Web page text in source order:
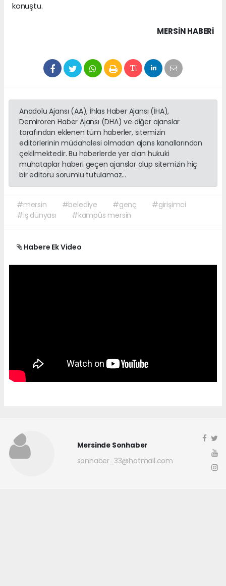
konuştu.
MERSIN HABERİ
Anadolu Ajansı (AA), İhlas Haber Ajansı (İHA),
Demirören Haber Ajansı (DHA) ve diğer ajanslar
tarafından eklenen tüm haberler, sitemizin
editörlerinin müdahalesi olmadan ajans kanallarından
çekilmektedir. Bu haberlerde yer alan hukuki
muhataplar haberi geçen ajanslar olup sitemizin hiç
bir editörü sorumlu tutulamaz...
#mersin #belediye #genç
#girişimci
#iş dünyası
#kampüs mersin
Habere Ek Video
Mersinde Sonhaber
sonhaber_33@hotmail.com